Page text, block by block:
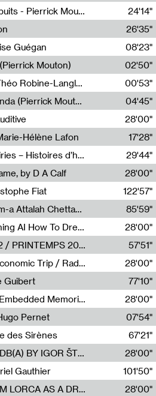
Mama Counda, l'esprit du puits - Pierrick Mouton
24'14"
26'35"
Guégan
08'23"
Mouton)
02'50"
Dans la nuit les nuages - Théo Robine-Langlois
00'53"
Bathi Diabaye - Tambacounda (Pierrick Mouton)
04'45"
28'00"
Hélène Lafon
Hélène Lafon
17'28"
Paysages animés #3 : Prairies – Histoires d’herbes et d’humains
29'44"
by D A Calf
28'00"
Fiat
122'57"
Formule Magique #3 : Selim-a Attalah Chettaoui
Chettaoui
85'59"
Radia Show #1103 : “Learning AI How To Dream” by Sebastian Dingens (Radio Campus Bruxelles)
28'00"
LA PYRAMIDE DE BOIS 12 / PRINTEMPS 2026
57'51"
Radia Show #1102 : The Economic Trip / Radio Grenouille
28'00"
Guibert
77'10"
Radia Show Show #1101 : Embedded Memories by Jimmy Peggie / radioart106
28'00"
Pernet
Pernet
07'54"
des Sirènes
67'21"
Radia Show #1100 : 74.48 DB(A) BY IGOR ŠTROMAJER FOR RADIO X
28'00"
Gauthier
101'50"
Radia Show #1099: TEA FM LORCA AS A DREAM
28'00"